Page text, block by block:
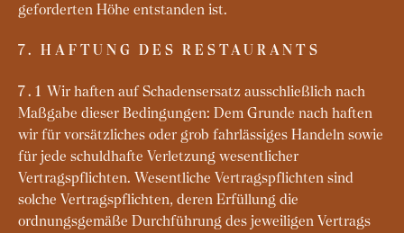
geforderten Höhe entstanden ist.
7. HAFTUNG DES RESTAURANTS
7.1 Wir haften auf Schadensersatz ausschließlich nach
Maßgabe dieser Bedingungen: Dem Grunde nach haften
wir für vorsätzliches oder grob fahrlässiges Handeln sowie
für jede schuldhafte Verletzung wesentlicher
Vertragspflichten. Wesentliche Vertragspflichten sind
solche Vertragspflichten, deren Erfüllung die
ordnungsgemäße Durchführung des jeweiligen Vertrags